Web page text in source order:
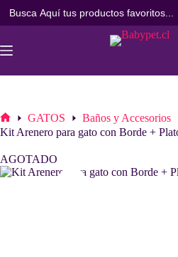
al
contenido
Inicio
GATOS
Baños y Accesorios
Kit Arenero para gato con Borde +
AGOTADO